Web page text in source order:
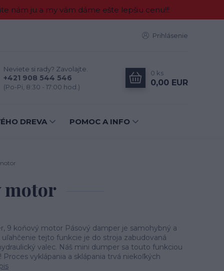
nám ju a my vám dáme ešte lepšiu cenu!!!
Prihlásenie
Neviete si rady? Zavolajte.
+421 908 544 546
(Po-Pi, 8:30 - 17:00 hod.)
0 ks
0,00 EUR
DREVA POMOC A INFO
motor
9 koňový motor Pásový damper je samohybný a
uľahčenie tejto funkcie je do stroja zabudovaná
valec. Náš mini dumper sa touto funkciou
vyklápania a sklápania trvá niekoľkých